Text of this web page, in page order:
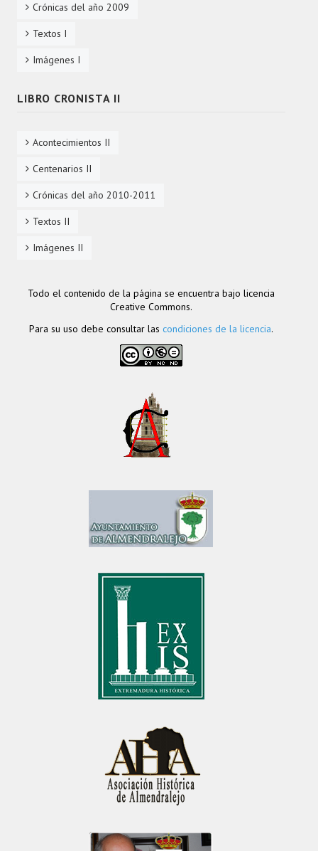
Crónicas del año 2009
Textos I
Imágenes I
LIBRO CRONISTA II
Acontecimientos II
Centenarios II
Crónicas del año 2010-2011
Textos II
Imágenes II
Todo el contenido de la página se encuentra bajo licencia
Creative Commons.
Para su uso debe consultar las condiciones de la licencia.